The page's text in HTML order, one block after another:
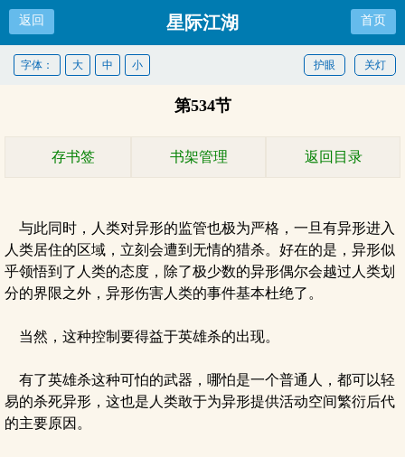
返回 星际江湖 首页
关灯
护眼
字体： 大 中 小
第534节
存书签 书架管理 返回目录
与此同时，人类对异形的监管也极为严格，一旦有异形进入
人类居住的区域，立刻会遭到无情的猎杀。好在的是，异形似
乎领悟到了人类的态度，除了极少数的异形偶尔会越过人类划
分的界限之外，异形伤害人类的事件基本杜绝了。
当然，这种控制要得益于英雄杀的出现。
有了英雄杀这种可怕的武器，哪怕是一个普通人，都可以轻
易的杀死异形，这也是人类敢于为异形提供活动空间繁衍后代
的主要原因。